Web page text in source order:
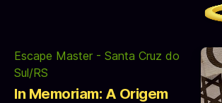
Escape Master - Santa Cruz do
Sul/RS
In Memoriam: A Origem